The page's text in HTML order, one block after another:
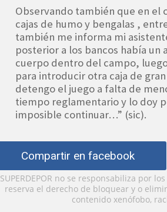
Observando también que en el
cajas de humo y bengalas ,
también me informa mi
posterior a los bancos había
cuerpo dentro del campo,
para introducir otra caja de
detengo el juego a falta de
tiempo reglamentario y lo doy
imposible continuar…” (sic).
Compartir en facebook
SUPERDEPOR no se responsabiliza por
reserva el derecho de bloquear y o
contenido xenófobo,